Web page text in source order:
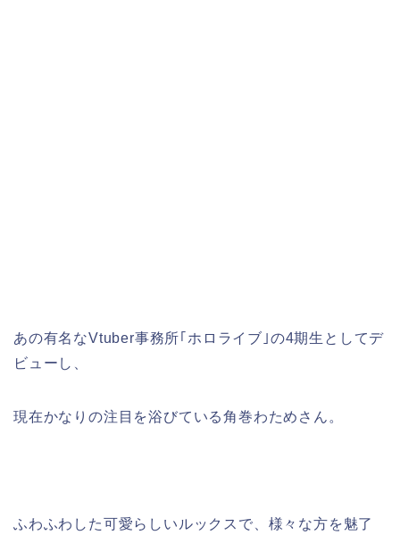
あの有名なVtuber事務所｢ ホロライブ ｣の4期生 としてデ
ビューし、
現在かなりの注目を浴びている角巻わため さん。
ふわふわした可愛らしいルックスで、様々な方を魅了